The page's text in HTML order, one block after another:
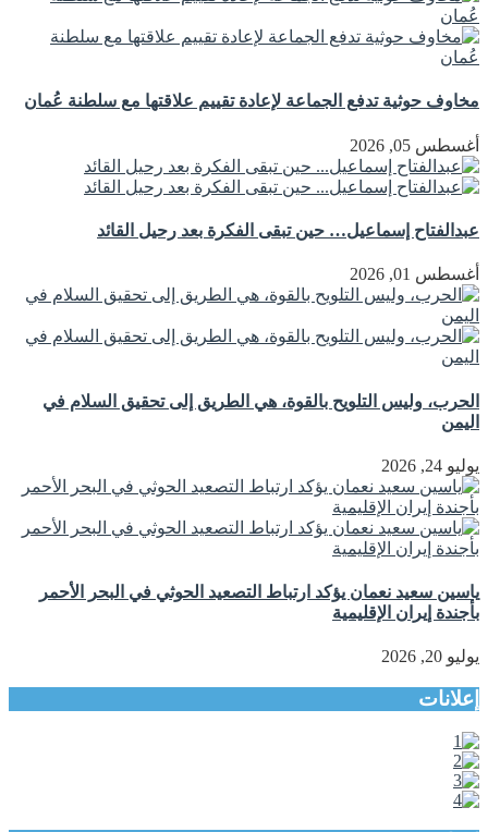
مخاوف حوثية تدفع الجماعة لإعادة تقييم علاقتها مع سلطنة عُمان
أغسطس 05, 2026
عبدالفتاح إسماعيل… حين تبقى الفكرة بعد رحيل القائد
أغسطس 01, 2026
الحرب، وليس التلويح بالقوة، هي الطريق إلى تحقيق السلام في
اليمن
يوليو 24, 2026
ياسين سعيد نعمان يؤكد ارتباط التصعيد الحوثي في البحر الأحمر
بأجندة إيران الإقليمية
يوليو 20, 2026
إعلانات